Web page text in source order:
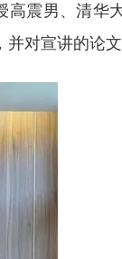
震男、清华
对宣讲的论文